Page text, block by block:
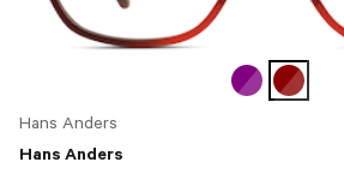
Hans Anders
Hans Anders